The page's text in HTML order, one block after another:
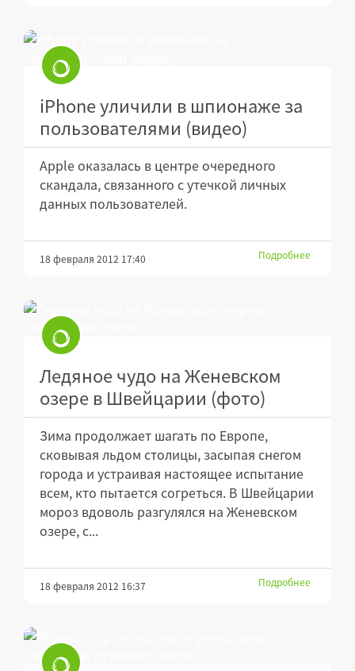
iPhone уличили в шпионаже за
пользователями (видео)
Apple оказалась в центре очередного
скандала, связанного с утечкой личных
данных пользователей.
18 февраля 2012 17:40 Подробнее
Ледяное чудо на Женевском
озере в Швейцарии (фото)
Зима продолжает шагать по Европе,
сковывая льдом столицы, засыпая снегом
города и устраивая настоящее испытание
всем, кто пытается согреться. В Швейцарии
мороз вдоволь разгулялся на Женевском
озере, с...
18 февраля 2012 16:37 Подробнее